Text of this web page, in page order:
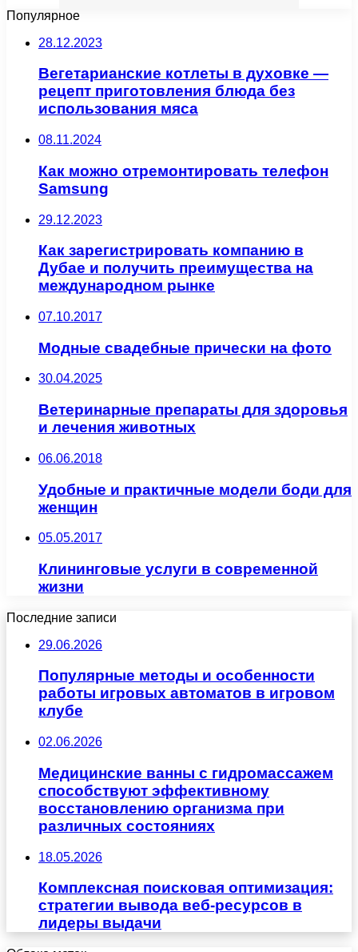
Популярное
28.12.2023
Вегетарианские котлеты в духовке —
рецепт приготовления блюда без
использования мяса
08.11.2024
Как можно отремонтировать телефон
Samsung
29.12.2023
Как зарегистрировать компанию в
Дубае и получить преимущества на
международном рынке
07.10.2017
Модные свадебные прически на фото
30.04.2025
Ветеринарные препараты для здоровья
и лечения животных
06.06.2018
Удобные и практичные модели боди для
женщин
05.05.2017
Клининговые услуги в современной
жизни
Последние записи
29.06.2026
Популярные методы и особенности
работы игровых автоматов в игровом
клубе
02.06.2026
Медицинские ванны с гидромассажем
способствуют эффективному
восстановлению организма при
различных состояниях
18.05.2026
Комплексная поисковая оптимизация:
стратегии вывода веб-ресурсов в
лидеры выдачи